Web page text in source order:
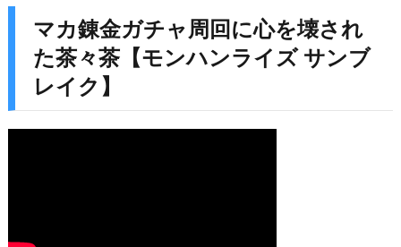
マカ錬金ガチャ周回に心を壊され
た茶々茶【モンハンライズ サンブ
レイク】